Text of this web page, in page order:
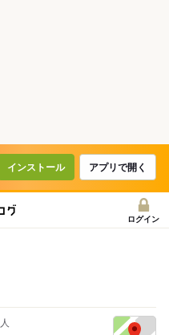
インストール アプリで開く
ログイン
人